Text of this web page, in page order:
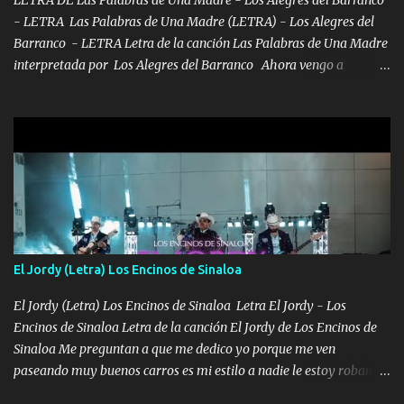
- LETRA Las Palabras de Una Madre (LETRA) - Los Alegres del
Barranco - LETRA Letra de la canción Las Palabras de Una Madre
interpretada por Los Alegres del Barranco Ahora vengo a
quiso, él tiempo sigue pasando y nunca te olvidaremos, aquí
seguiré esperando hasta volvernos a vernos El recuerdo que yo
tengo de mi mente no se va, en mi corazón me llevo lo mismo que
tu papá, a veces me pongo triste porque no puedo mirarte, mas se
que tu me escuchas porque tu eres mi gran ángel, El desespero me
llega para reunirme contigo, tu iluminas mi sendero por siempre
serás mi niño, del amor que yo te tengo es co...
El Jordy (Letra) Los Encinos de Sinaloa
El Jordy (Letra) Los Encinos de Sinaloa Letra El Jordy - Los
Encinos de Sinaloa Letra de la canción El Jordy de Los Encinos de
Sinaloa Me preguntan a que me dedico yo porque me ven
paseando muy buenos carros es mi estilo a nadie le estoy robando